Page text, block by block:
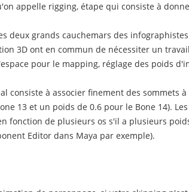
appelle rigging, étape qui consiste à
deux grands cauchemars des
3D ont en commun de nécessiter un
pour le mapping, réglage des poids
consiste à associer finement des sommets
13 et un poids de 0.6 pour le Bone 14).
fonction de plusieurs os s'il a plusieurs
Editor dans Maya par exemple).